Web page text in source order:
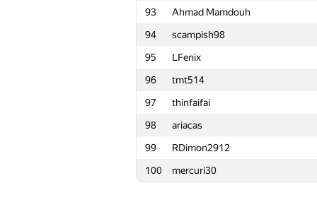
93
Ahmad Mamdouh
94
scampish98
95
LFenix
96
tmt514
97
thinfaifai
98
ariacas
99
RDimon2912
100
mercuri30
70
nastasi-92
71
vntshh
72
ISmirn0ff
73
adilbek-dalabaev
74
NoInternetName
75
Иван Зубков
76
martynas.budriunas
77
humanisto